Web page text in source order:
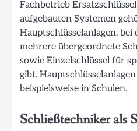
Fachbetrieb
aufgebauten Systemen
Hauptschlüsselanlagen, bei
mehrere übergeordnete
sowie Einzelschlüssel für
gibt.
beispielsweise in Schulen.
Schließtechniker als